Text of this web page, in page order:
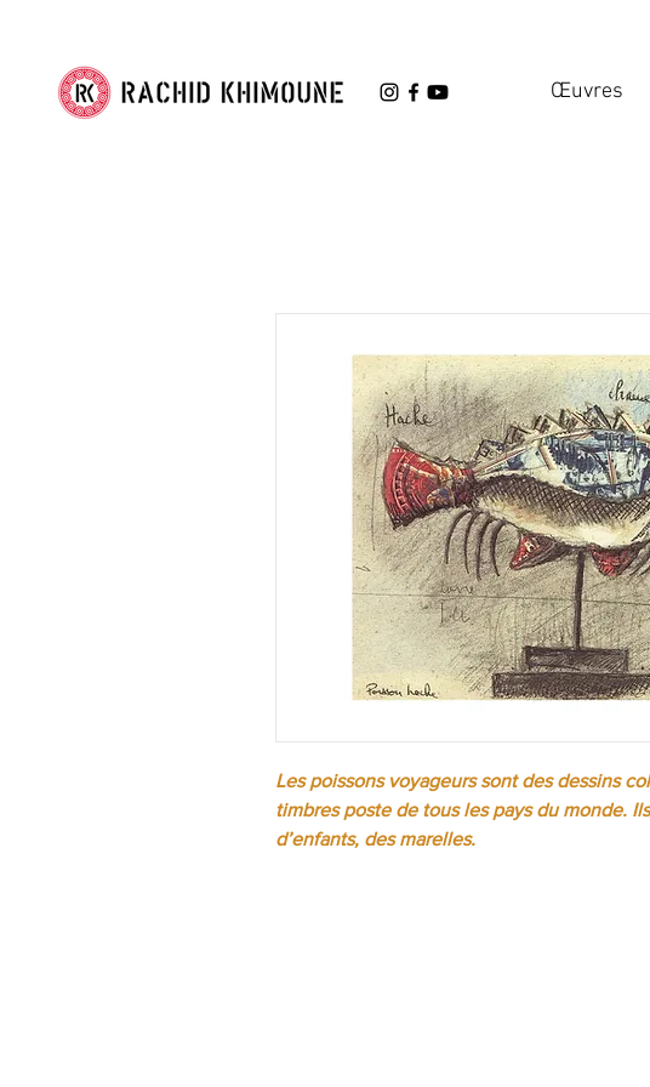
Œuvres
Les poissons voyageurs sont des dessins
timbres poste de tous les pays du monde.
d’enfants, des marelles.